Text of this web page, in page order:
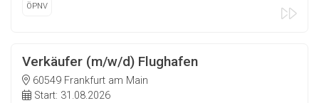
ÖPNV
Verkäufer (m/w/d) Flughafen
60549 Frankfurt am Main
Start: 31.08.2026